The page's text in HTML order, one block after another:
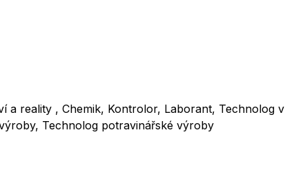
a reality , Chemik, Kontrolor, Laborant, Technolog v
Technolog potravinářské výroby